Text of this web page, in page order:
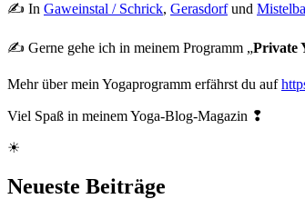
✍ In Gaweinstal / Schrick, Gerasdorfund
✍ Gerne gehe ich in meinem Programm „Private
Mehr über mein Yogaprogramm erfährst du auf
Viel Spaß in meinem Yoga-Blog-Magazin ❢
☀
Neueste Beiträge